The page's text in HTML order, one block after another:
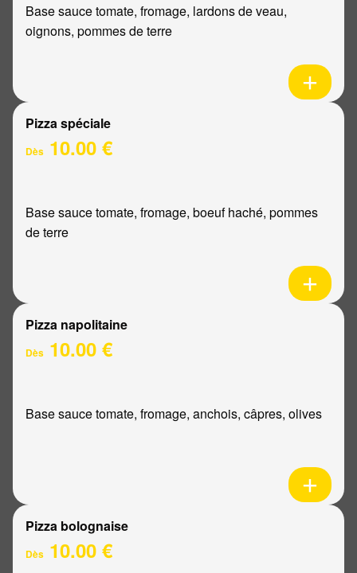
Base sauce tomate, fromage, lardons de veau,
oignons, pommes de terre
Pizza spéciale
Dès 10.00 €
Base sauce tomate, fromage, boeuf haché, pommes
de terre
Pizza napolitaine
Dès 10.00 €
Base sauce tomate, fromage, anchois, câpres, olives
Pizza bolognaise
Dès 10.00 €